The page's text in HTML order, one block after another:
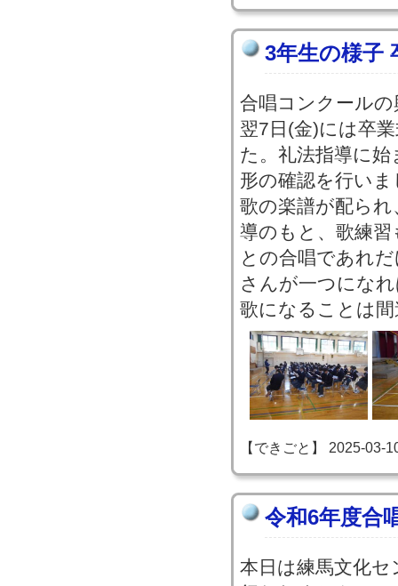
3年生の様子
合唱コンクール
翌7日(金)には卒
た。礼法指導に
形の確認を行い
歌の楽譜が配ら
導のもと、歌練
との合唱であれ
さんが一つにな
歌になることは
【できごと】 2025-03-
令和6年度合
本日は練馬文化